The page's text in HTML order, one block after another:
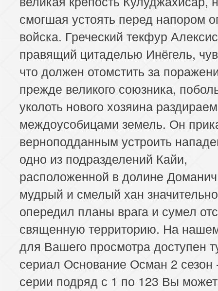
смогшая устоять перед напором
войска. Греческий текфур
правящий цитаделью Инёгель,
что должен отомстить за
прежде великого союзника,
уколоть нового хозяина
междоусобицами земель. Он
верноподданным устроить
одно из подразделений Кайи,
расположенной в долине
мудрый и смелый хан значительно
опередил планы врага и сумел
священную территорию. На
для Вашего просмотра доступен
сериал Основание Осман 2 сезон
серии подряд с 1 по 123 Вы